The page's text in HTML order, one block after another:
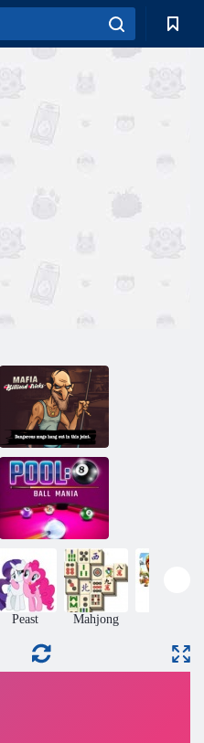
Maffia
piljarditrükid
Bassein: 8 palli
maania
Peast Mahjong